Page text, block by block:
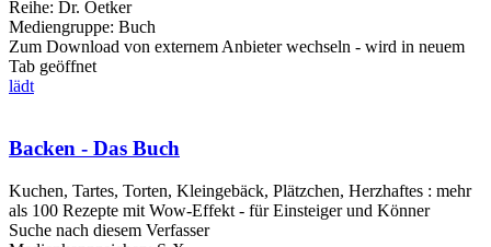
Reihe: Dr. Oetker
Mediengruppe: Buch
Zum Download von externem Anbieter wechseln - wird in neuem
Tab geöffnet
lädt
Backen - Das Buch
Kuchen, Tartes, Torten, Kleingebäck, Plätzchen, Herzhaftes : mehr
als 100 Rezepte mit Wow-Effekt - für Einsteiger und Könner
Suche nach diesem Verfasser